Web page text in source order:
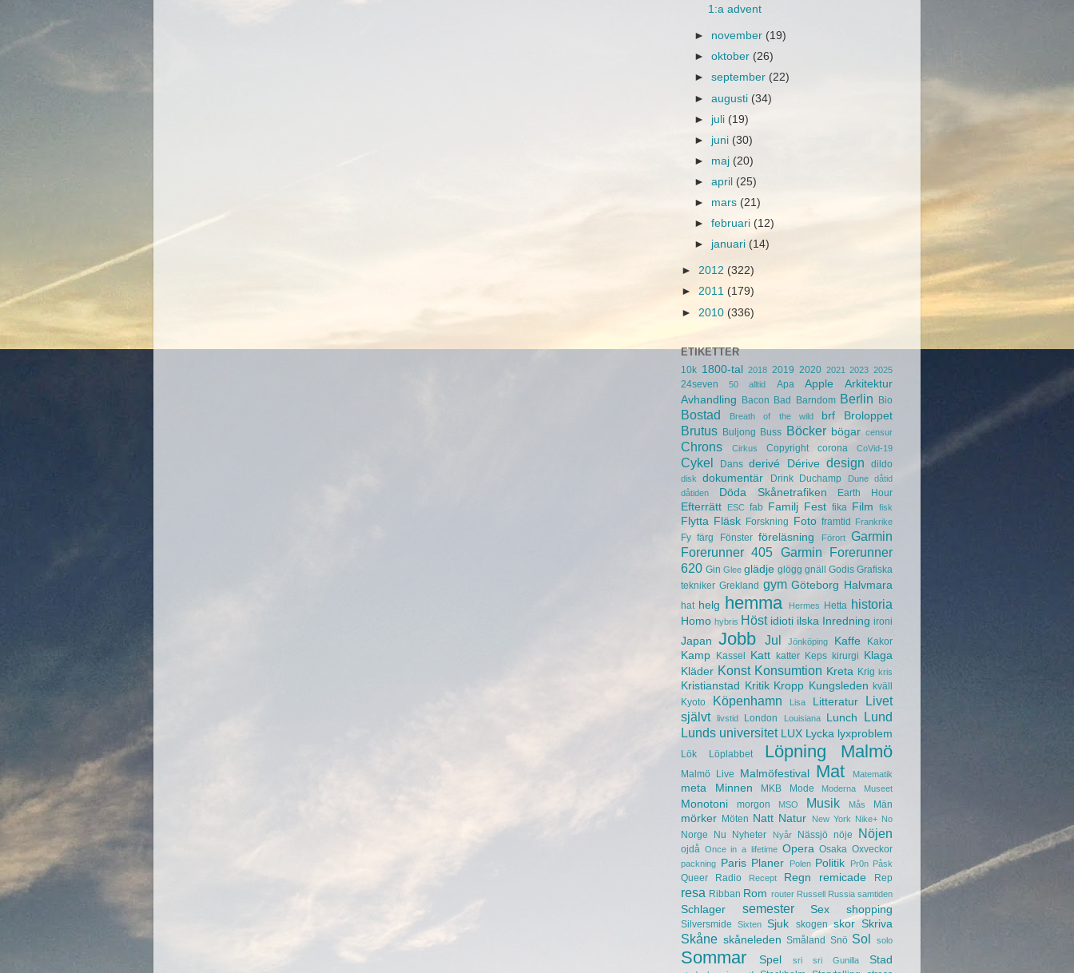
1:a advent
► november (19)
►oktober (26)
►september (22)
►augusti (34)
► juli (19)
► juni (30)
► maj (20)
►april (25)
► mars (21)
►februari (12)
► januari(14)
► 2012 (322)
► 2011 (179)
► 2010 (336)
ETIKETTER
10k 1800-tal 2018 2019 2020 2021 2023 2025
24seven 50 alltid Apa Apple
Arkitektur
Avhandling
Bacon Bad Barndom Berlin Bio
Bostad Breath of the wild brf Broloppet
Brutus Buljong Buss Böcker bögar censur
Chrons Cirkus Copyright corona CoVid-19
Cykel Dans derivé Dérive design dildo
disk dokumentär Drink Duchamp Dune
dåtid
dåtiden
Döda Skånetrafiken Earth Hour
Efterrätt ESC fab Familj Fest fika Film fisk
Flytta Fläsk Forskning Foto framtid Frankrike
Fy färg Fönster föreläsning Förort
Garmin
Forerunner 405 Garmin Forerunner
620 Gin Glee glädje glögg gnäll Godis Grafiska
tekniker Grekland gym Göteborg Halvmara
hat helg hemma Hermes Hetta historia
Homo hybris Höst idioti ilska Inredning ironi
Japan Jobb Jul Jönköping Kaffe Kakor
Kamp Kassel Katt katter Keps kirurgi
Klaga
Kläder Konst Konsumtion Kreta Krig kris
Kristianstad Kritik Kropp Kungsleden kväll
Kyoto
Köpenhamn Lisa Litteratur
Livet
självt
livstid London Louisiana Lunch
Lund
Lunds universitet LUX Lycka lyxproblem
Lök Löplabbet Löpning Malmö
Malmö Live Malmöfestival Mat Matematik
meta Minnen MKB Mode Moderna Museet
Monotoni morgon MSO Musik Mås Män
mörker Möten Natt Natur New York Nike+ No
Norge Nu Nyheter Nyår Nässjö nöje Nöjen
ojdå Once in a lifetime Opera Osaka Oxveckor
packning Paris Planer Polen Politik Pr0n Påsk
Queer Radio Recept Regn remicade Rep
resa Ribban Rom router Russell Russia samtiden
Schlager semester Sex shopping
Silversmide Sixten Sjuk skogen skor Skriva
Skåne skåneleden Småland Snö Sol solo
Sommar Spel sri sri Gunilla Stad